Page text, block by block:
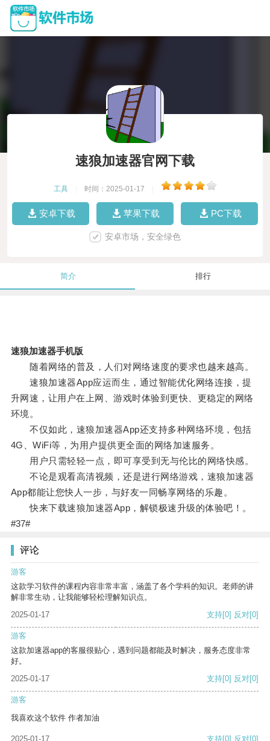
速狼加速器官网下载
工具 时间：2025-01-17
安卓下载 苹果下载 PC下载
安卓市场，安全绿色
简介 排行
速狼加速器手机版
随着网络的普及，人们对网络速度的要求也越来越高。
速狼加速器App应运而生，通过智能优化网络连接，提
升网速，让用户在上网、游戏时体验到更快、更稳定的网络
环境。
不仅如此，速狼加速器App还支持多种网络环境，包括
4G、WiFi等，为用户提供更全面的网络加速服务。
用户只需轻轻一点，即可享受到无与伦比的网络快感。
不论是观看高清视频，还是进行网络游戏，速狼加速器
App都能让您快人一步，与好友一同畅享网络的乐趣。
快来下载速狼加速器App，解锁极速升级的体验吧！。
#37#
评论
游客
这款学习软件的课程内容非常丰富，涵盖了各个学科的知识。老师的讲
解非常生动，让我能够轻松理解知识点。
2025-01-17
支持[0] 反对[0]
游客
这款加速器app的客服很贴心，遇到问题都能及时解决，服务态度非常
好。
2025-01-17
支持[0] 反对[0]
游客
我喜欢这个软件 作者加油
2025-01-17 支持[0] 反对[0]